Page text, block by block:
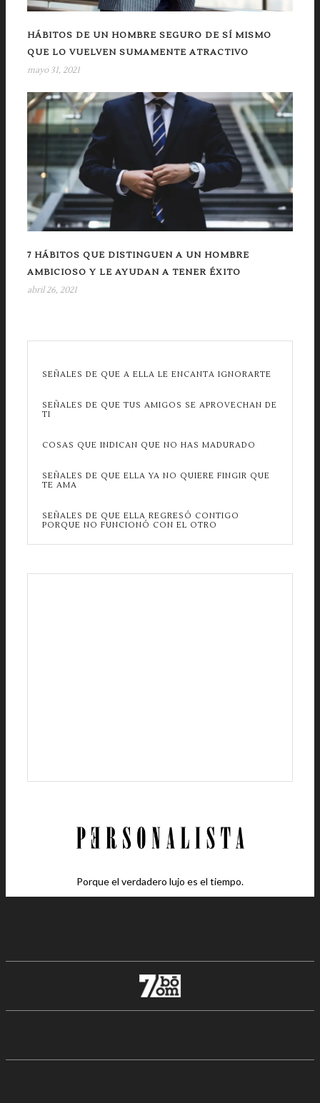
HÁBITOS DE UN HOMBRE SEGURO DE SÍ MISMO
QUE LO VUELVEN SUMAMENTE ATRACTIVO
mayo 31, 2021
7 HÁBITOS QUE DISTINGUEN A UN HOMBRE
AMBICIOSO Y LE AYUDAN A TENER ÉXITO
abril 26, 2021
SEÑALES DE QUE A ELLA LE ENCANTA IGNORARTE
SEÑALES DE QUE TUS AMIGOS SE APROVECHAN DE
TI
COSAS QUE INDICAN QUE NO HAS MADURADO
SEÑALES DE QUE ELLA YA NO QUIERE FINGIR QUE
TE AMA
SEÑALES DE QUE ELLA REGRESÓ CONTIGO
PORQUE NO FUNCIONÓ CON EL OTRO
Porque el verdadero lujo es el tiempo.